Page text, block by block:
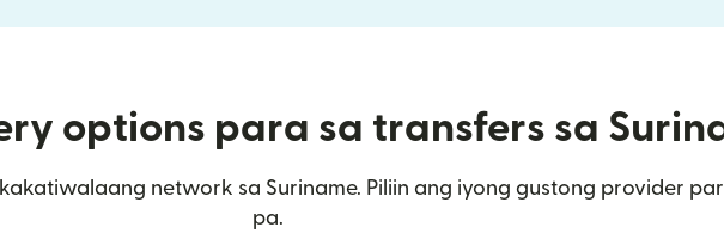
options para sa transfers sa
network sa Suriname. Piliin ang iyong gustong provider
pa.